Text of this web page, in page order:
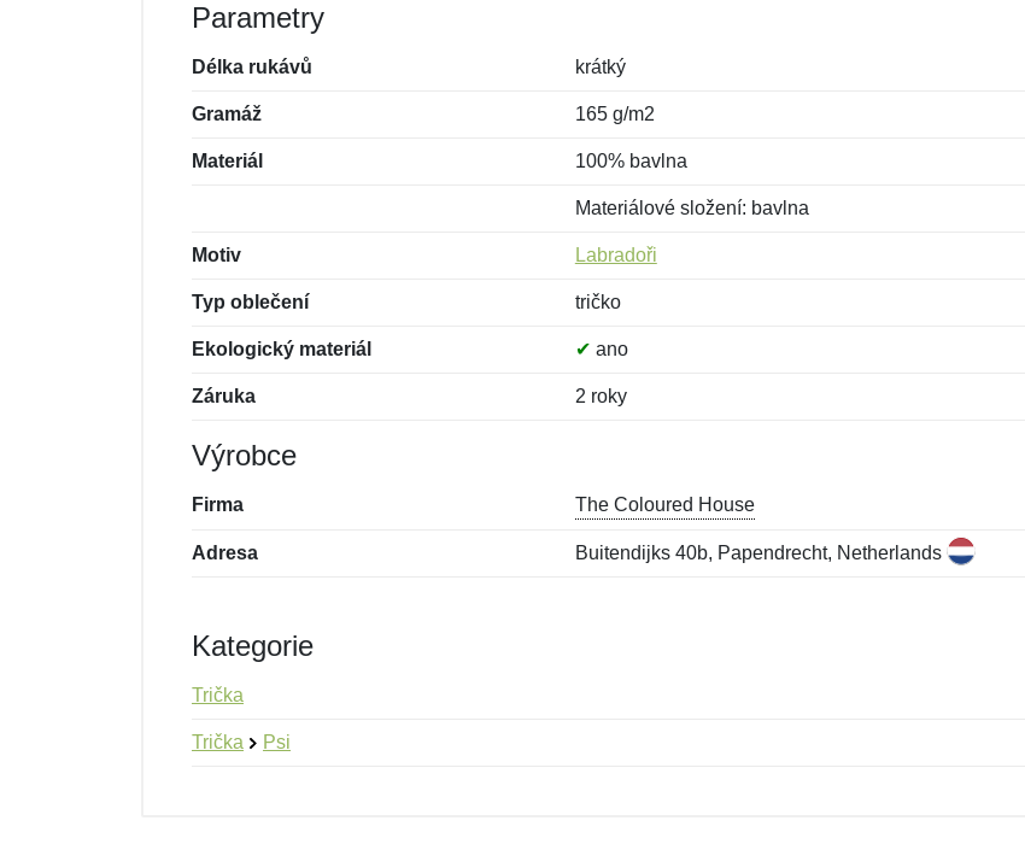
Parametry
Délka rukávů krátký
Gramáž 165 g/m2
Materiál 100% bavlna
Materiálové složení: bavlna
Motiv Labradoři
Typ oblečení tričko
Ekologický materiál ✔ ano
Záruka 2 roky
Výrobce
Firma The Coloured House
Adresa Buitendijks 40b, Papendrecht, Netherlands
Kategorie
Trička
Trička Psi